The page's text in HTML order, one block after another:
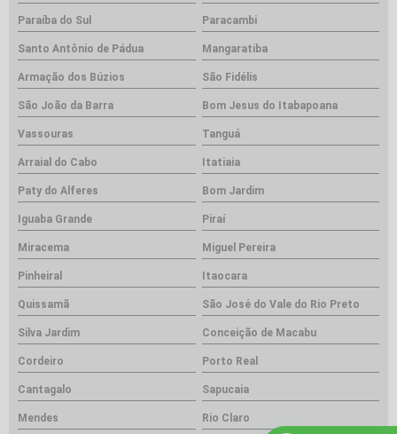
Paraíba do Sul Paracambi
Santo Antônio de Pádua Mangaratiba
Armação dos Búzios São Fidélis
São João da Barra Bom Jesus do Itabapoana
Vassouras Tanguá
Arraial do Cabo Itatiaia
Paty do Alferes Bom Jardim
Iguaba Grande Piraí
Miracema Miguel Pereira
Pinheiral Itaocara
Quissamã São José do Vale do Rio Preto
Silva Jardim Conceição de Macabu
Cordeiro Porto Real
Cantagalo Sapucaia
Mendes Rio Claro